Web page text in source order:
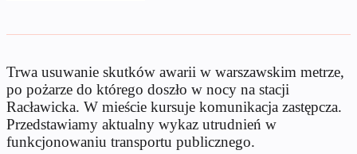
Trwa usuwanie skutków awarii w warszawskim metrze,
po pożarze do którego doszło w nocy na stacji
Racławicka. W mieście kursuje komunikacja zastępcza.
Przedstawiamy aktualny wykaz utrudnień w
funkcjonowaniu transportu publicznego.